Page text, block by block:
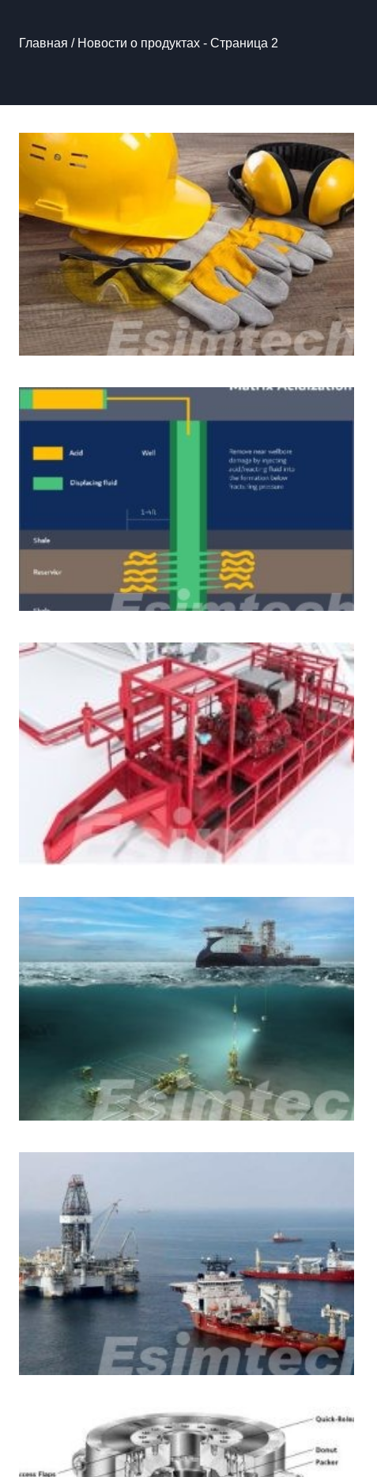
Главная / Новости о продуктах - Страница 2